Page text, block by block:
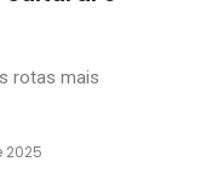
rotas mais
2025